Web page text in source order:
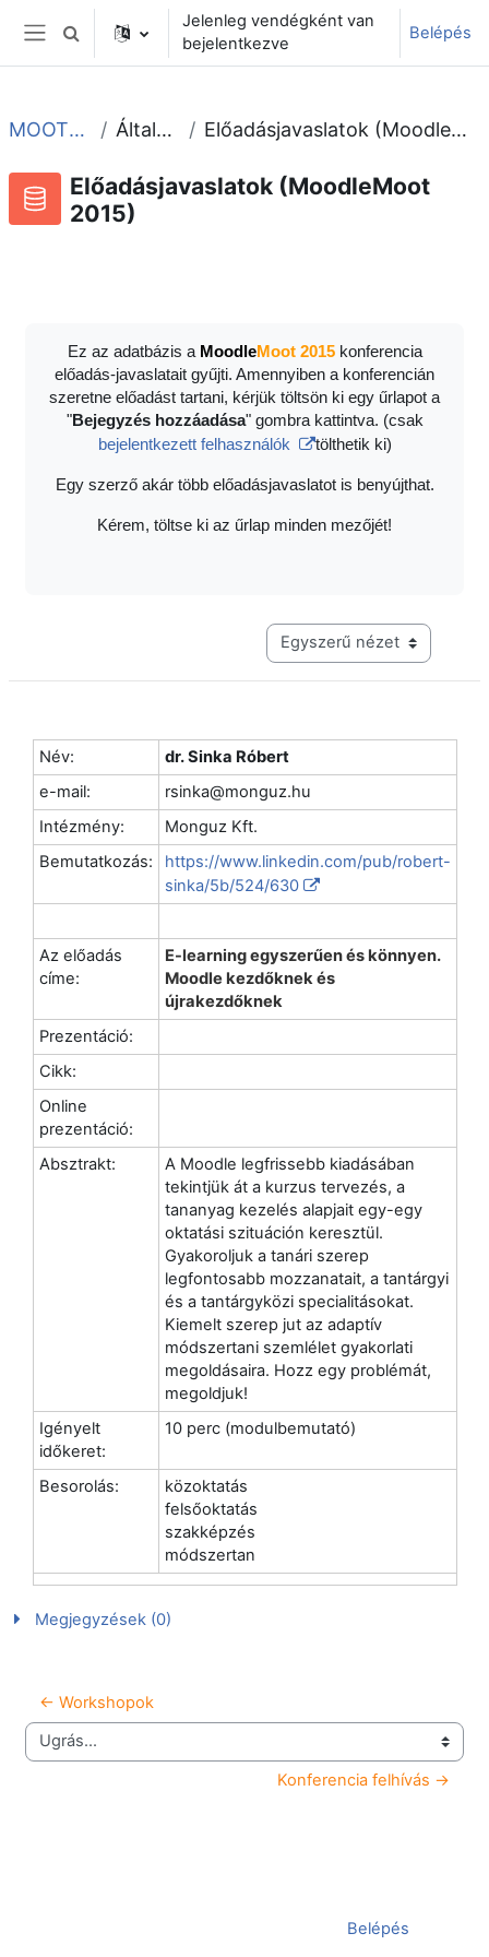
Tovább a fő tartalomhoz
Oldalpanel
Keresési bemeneti adatok váltása
Jelenleg vendégként van
bejelentkezve
Belépés
MOOT2015 Általános Előadásjavaslatok (MoodleMoot 2015)
Előadásjavaslatok (MoodleMoot
2015)
Ez az adatbázis a MoodleMoot 2015konferencia
előadás-javaslatait gyűjti. Amennyiben a konferencián
szeretne előadást tartani, kérjük töltsön ki egy űrlapot a
"Bejegyzés hozzáadása" gombra kattintva. (csak
bejelentkezett felhasználók
tölthetik ki)
Egy szerző akár több előadásjavaslatot is benyújthat.
Kérem, töltse ki az űrlap minden mezőjét!
Harmadik szintű navigáció
Név:
dr. Sinka Róbert
e-mail:
rsinka@monguz.hu
Intézmény:
Monguz Kft.
Bemutatkozás:
https://www.linkedin.com/pub/robert-
sinka/5b/524/630
Az előadás
címe:
E-learning egyszerűen és könnyen.
Moodle kezdőknek és
újrakezdőknek
Prezentáció:
Cikk:
Online
prezentáció:
Absztrakt:
A Moodle legfrissebb kiadásában
tekintjük át a kurzus tervezés, a
tananyag kezelés alapjait egy-egy
oktatási szituáción keresztül.
Gyakoroljuk a tanári szerep
legfontosabb mozzanatait, a tantárgyi
és a tantárgyközi specialitásokat.
Kiemelt szerep jut az adaptív
módszertani szemlélet gyakorlati
megoldásaira. Hozz egy problémát,
megoldjuk!
Igényelt
időkeret:
10 perc (modulbemutató)
Besorolás:
közoktatás
felsőoktatás
szakképzés
módszertan
Megjegyzések (0)
← Workshopok
Ugrás...
Konferencia felhívás →
Belépés